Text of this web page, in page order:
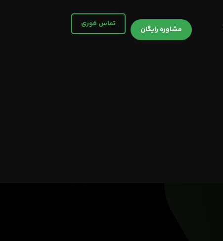
مشاوره رایگان
تماس فوری